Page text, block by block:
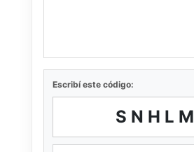
Escribí este código:
SNHLM